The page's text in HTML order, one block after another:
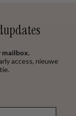
access, nieuwe